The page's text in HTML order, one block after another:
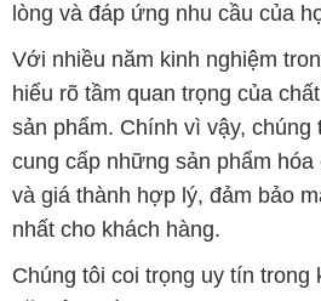
lòng và đáp ứng nhu cầu của
Với nhiều năm kinh nghiệm
hiểu rõ tầm quan trọng của
sản phẩm. Chính vì vậy, chúng
cung cấp những sản phẩm
và giá thành hợp lý, đảm bảo
nhất cho khách hàng.
Chúng tôi coi trọng uy tín trong